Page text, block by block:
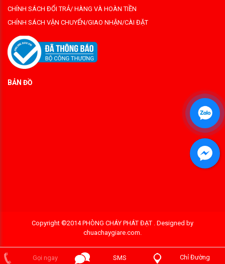
CHÍNH SÁCH ĐỔI TRẢ/ HÀNG VÀ HOÀN TIỀN
CHÍNH SÁCH VẬN CHUYỂN/GIAO NHẬN/CÀI ĐẶT
BẢN ĐỒ
Copyright ©2014 PHÒNG CHÁY PHÁT ĐẠT . Designed by
chuachaygiare.com
Gọi ngay SMS Chỉ Đường